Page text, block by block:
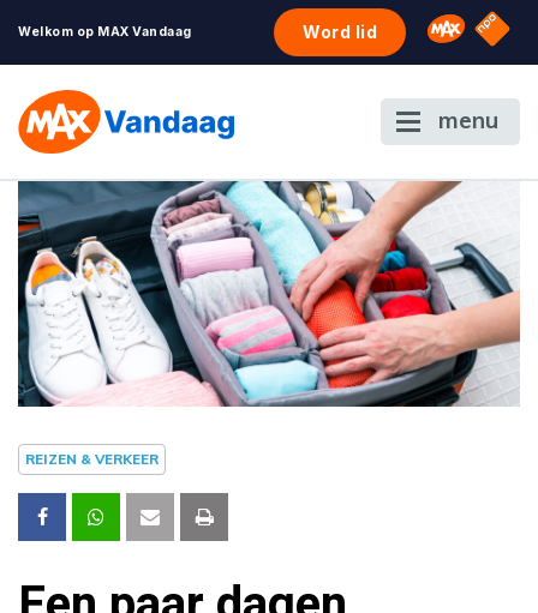
Welkom op MAX Vandaag Word lid Omroep
NPO
menu
REIZEN & VERKEER